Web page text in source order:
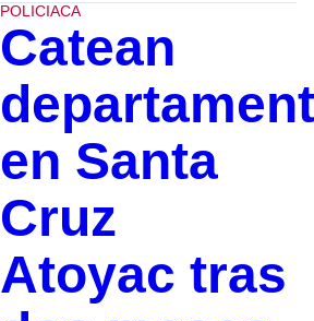
POLICIACA
Catean
en Santa
Cruz
Atoyac tras